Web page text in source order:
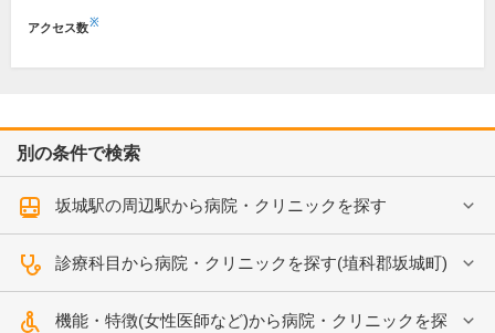
アクセス数※
別の条件で検索
坂城駅の周辺駅から病院・クリニックを探す
診療科目から病院・クリニックを探す(埴科郡坂城町)
機能・特徴(女性医師など)から病院・クリニックを探